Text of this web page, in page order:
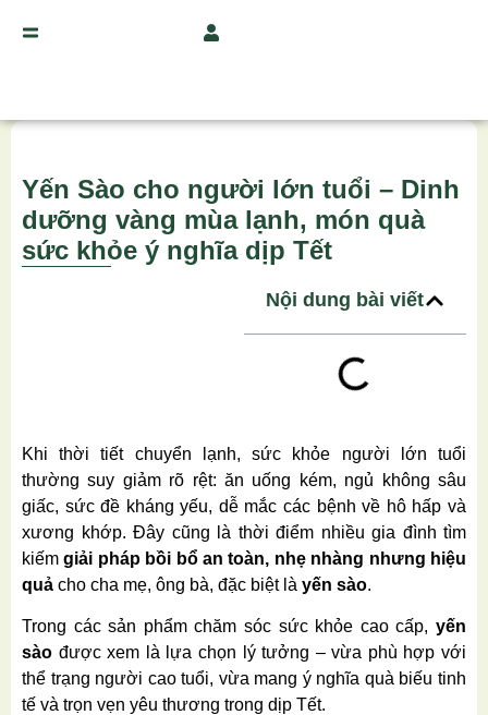
Yến Sào cho người lớn tuổi – Dinh
dưỡng vàng mùa lạnh, món quà
sức khỏe ý nghĩa dịp Tết
Nội dung bài viết
Khi thời tiết chuyển lạnh, sức khỏe người lớn tuổi
thường suy giảm rõ rệt: ăn uống kém, ngủ không sâu
giấc, sức đề kháng yếu, dễ mắc các bệnh về hô hấp và
xương khớp. Đây cũng là thời điểm nhiều gia đình tìm
kiếmgiải pháp bồi bổ an toàn, nhẹ nhàng nhưng hiệu
quả cho cha mẹ, ông bà, đặc biệt là yến sào.
Trong các sản phẩm chăm sóc sức khỏe cao cấp, yến
sào được xem là lựa chọn lý tưởng – vừa phù hợp với
thể trạng người cao tuổi, vừa mang ý nghĩa quà biếu tinh
tế và trọn vẹn yêu thương trong dịp Tết.